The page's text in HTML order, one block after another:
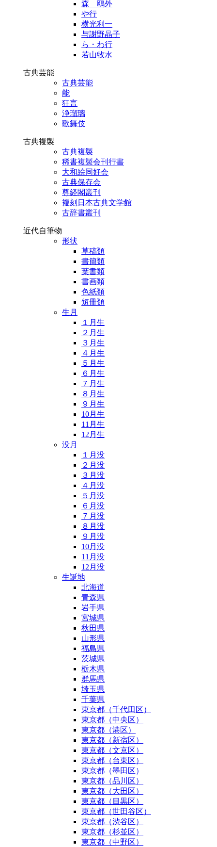
森 鴎外
や行
横光利一
与謝野晶子
ら・わ行
若山牧水
古典芸能
古典芸能
能
狂言
浄瑠璃
歌舞伎
古典複製
古典複製
稀書複製会刊行書
大和絵同好会
古典保存会
尊経閣叢刊
複刻日本古典文学館
古辞書叢刊
近代自筆物
形状
草稿類
書簡類
葉書類
書画類
色紙類
短冊類
生月
１月生
２月生
３月生
４月生
５月生
６月生
７月生
８月生
９月生
10月生
11月生
12月生
没月
１月没
２月没
３月没
４月没
５月没
６月没
７月没
８月没
９月没
10月没
11月没
12月没
生誕地
北海道
青森県
岩手県
宮城県
秋田県
山形県
福島県
茨城県
栃木県
群馬県
埼玉県
千葉県
東京都（千代田区）
東京都（中央区）
東京都（港区）
東京都（新宿区）
東京都（文京区）
東京都（台東区）
東京都（墨田区）
東京都（品川区）
東京都（大田区）
東京都（目黒区）
東京都（世田谷区）
東京都（渋谷区）
東京都（杉並区）
東京都（中野区）